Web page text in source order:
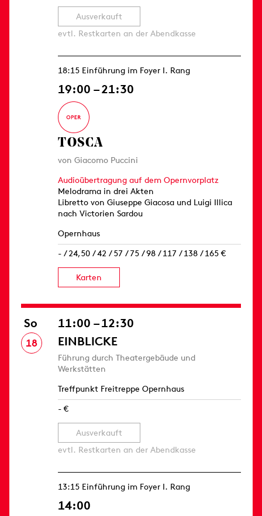
Ausverkauft
evtl. Restkarten an der Abendkasse
18:15 Einführung im Foyer I. Rang
19:00 – 21:30
TOSCA
von Giacomo Puccini
Audioübertragung auf dem Opernvorplatz
Melodrama in drei Akten
Libretto von Giuseppe Giacosa und Luigi Illica
nach Victorien Sardou
Opernhaus
- / 24,50 / 42 / 57 / 75 / 98 / 117 / 138 / 165 €
Karten
So
18
11:00 – 12:30
EINBLICKE
Führung durch Theatergebäude und
Werkstätten
Treffpunkt Freitreppe Opernhaus
- €
Ausverkauft
evtl. Restkarten an der Abendkasse
13:15 Einführung im Foyer I. Rang
14:00